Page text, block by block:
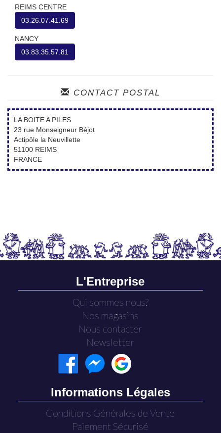
REIMS CENTRE
03.26.07.41.69
NANCY
03.83.35.57.81
CONTACT POSTAL
LA BOITE A PILES
23 rue Monseigneur Béjot
Actipôle la Neuvillette
51100 REIMS
FRANCE
L'Entreprise
Qui sommes nous?
Nos magasins
Nous contacter
Newsletter
Informations Légales
Conditions Générales de Vente
Paiement Sécurisé